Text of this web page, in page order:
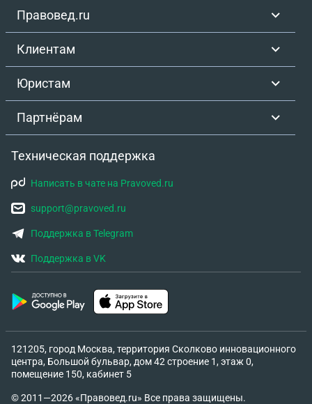
Правовед.ru
Клиентам
Юристам
Партнёрам
Техническая поддержка
Написать в чате на Pravoved.ru
support@pravoved.ru
Поддержка в Telegram
Поддержка в VK
121205, город Москва, территория Сколково инновационного
центра, Большой бульвар, дом 42 строение 1, этаж 0,
помещение 150, кабинет 5
© 2011—2026 «Правовед.ru» Все права защищены.